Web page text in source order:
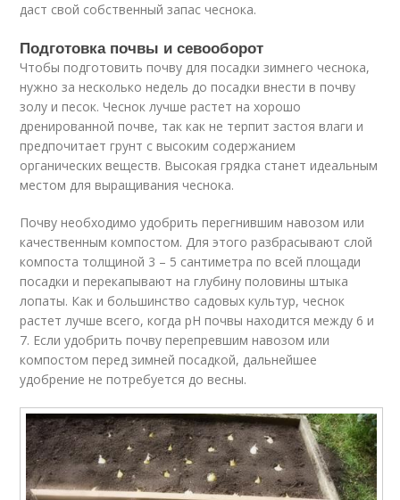
даст свой собственный запас чеснока.
Подготовка почвы и севооборот
Чтобы подготовить почву для посадки зимнего чеснока,
нужно за несколько недель до посадки внести в почву
золу и песок. Чеснок лучше растет на хорошо
дренированной почве, так как не терпит застоя влаги и
предпочитает грунт с высоким содержанием
органических веществ. Высокая грядка станет идеальным
местом для выращивания чеснока.
Почву необходимо удобрить перегнившим навозом или
качественным компостом. Для этого разбрасывают слой
компоста толщиной 3 – 5 сантиметра по всей площади
посадки и перекапывают на глубину половины штыка
лопаты. Как и большинство садовых культур, чеснок
растет лучше всего, когда рН почвы находится между 6 и
7. Если удобрить почву перепревшим навозом или
компостом перед зимней посадкой, дальнейшее
удобрение не потребуется до весны.